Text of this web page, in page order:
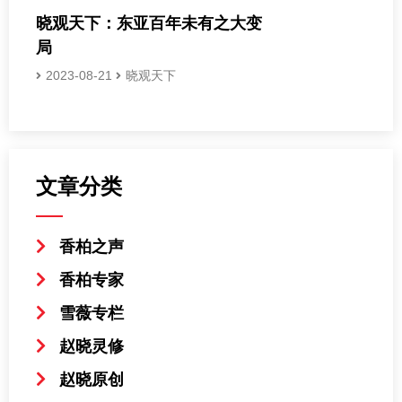
晓观天下：东亚百年未有之大变
局
2023-08-21 晓观天下
文章分类
香柏之声
香柏专家
雪薇专栏
赵晓灵修
赵晓原创